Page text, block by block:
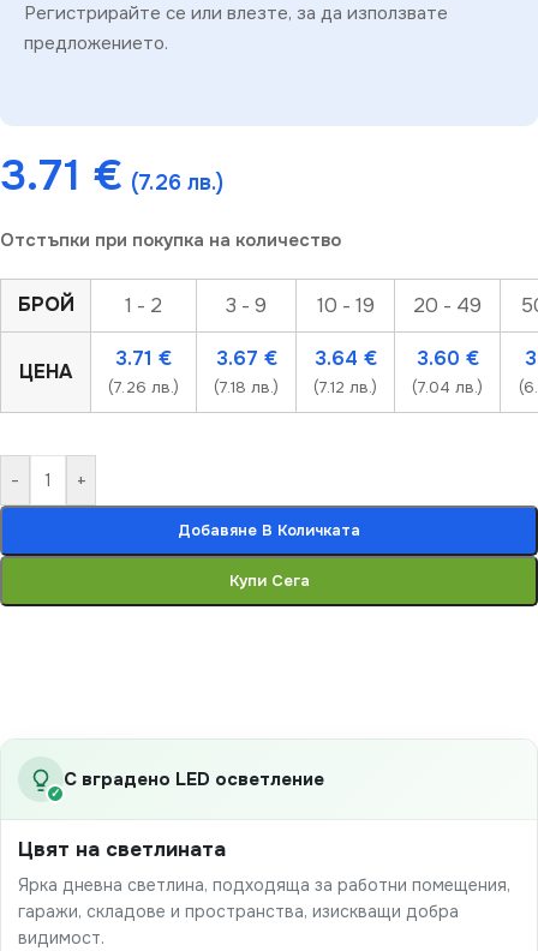
Регистрирайте се или влезте, за да използвате
предложението.
3.71 € (7.26 лв.)
Отстъпки при покупка на количество
БРОЙ 1 - 2 3 - 9 10 - 19 20 - 49
ЦЕНА
3.71 €
(7.26 лв.)
3.67 €
(7.18 лв.)
3.64 €
(7.12 лв.)
3.60 €
(7.04 лв.)
- +
Добавяне В Количката
Купи Сега
✓
С вградено LED осветление
Цвят на светлината
Ярка дневна светлина, подходяща за работни помещения,
гаражи, складове и пространства, изискващи добра
видимост.